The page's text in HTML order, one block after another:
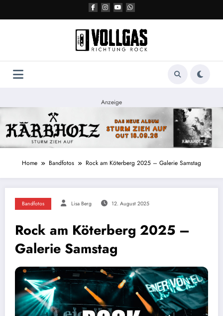
Anzeige
Home Bandfotos Rock am Köterberg 2025 – Galerie Samstag
Bandfotos Lisa Berg 12. August 2025
Rock am Köterberg 2025 –
Galerie Samstag